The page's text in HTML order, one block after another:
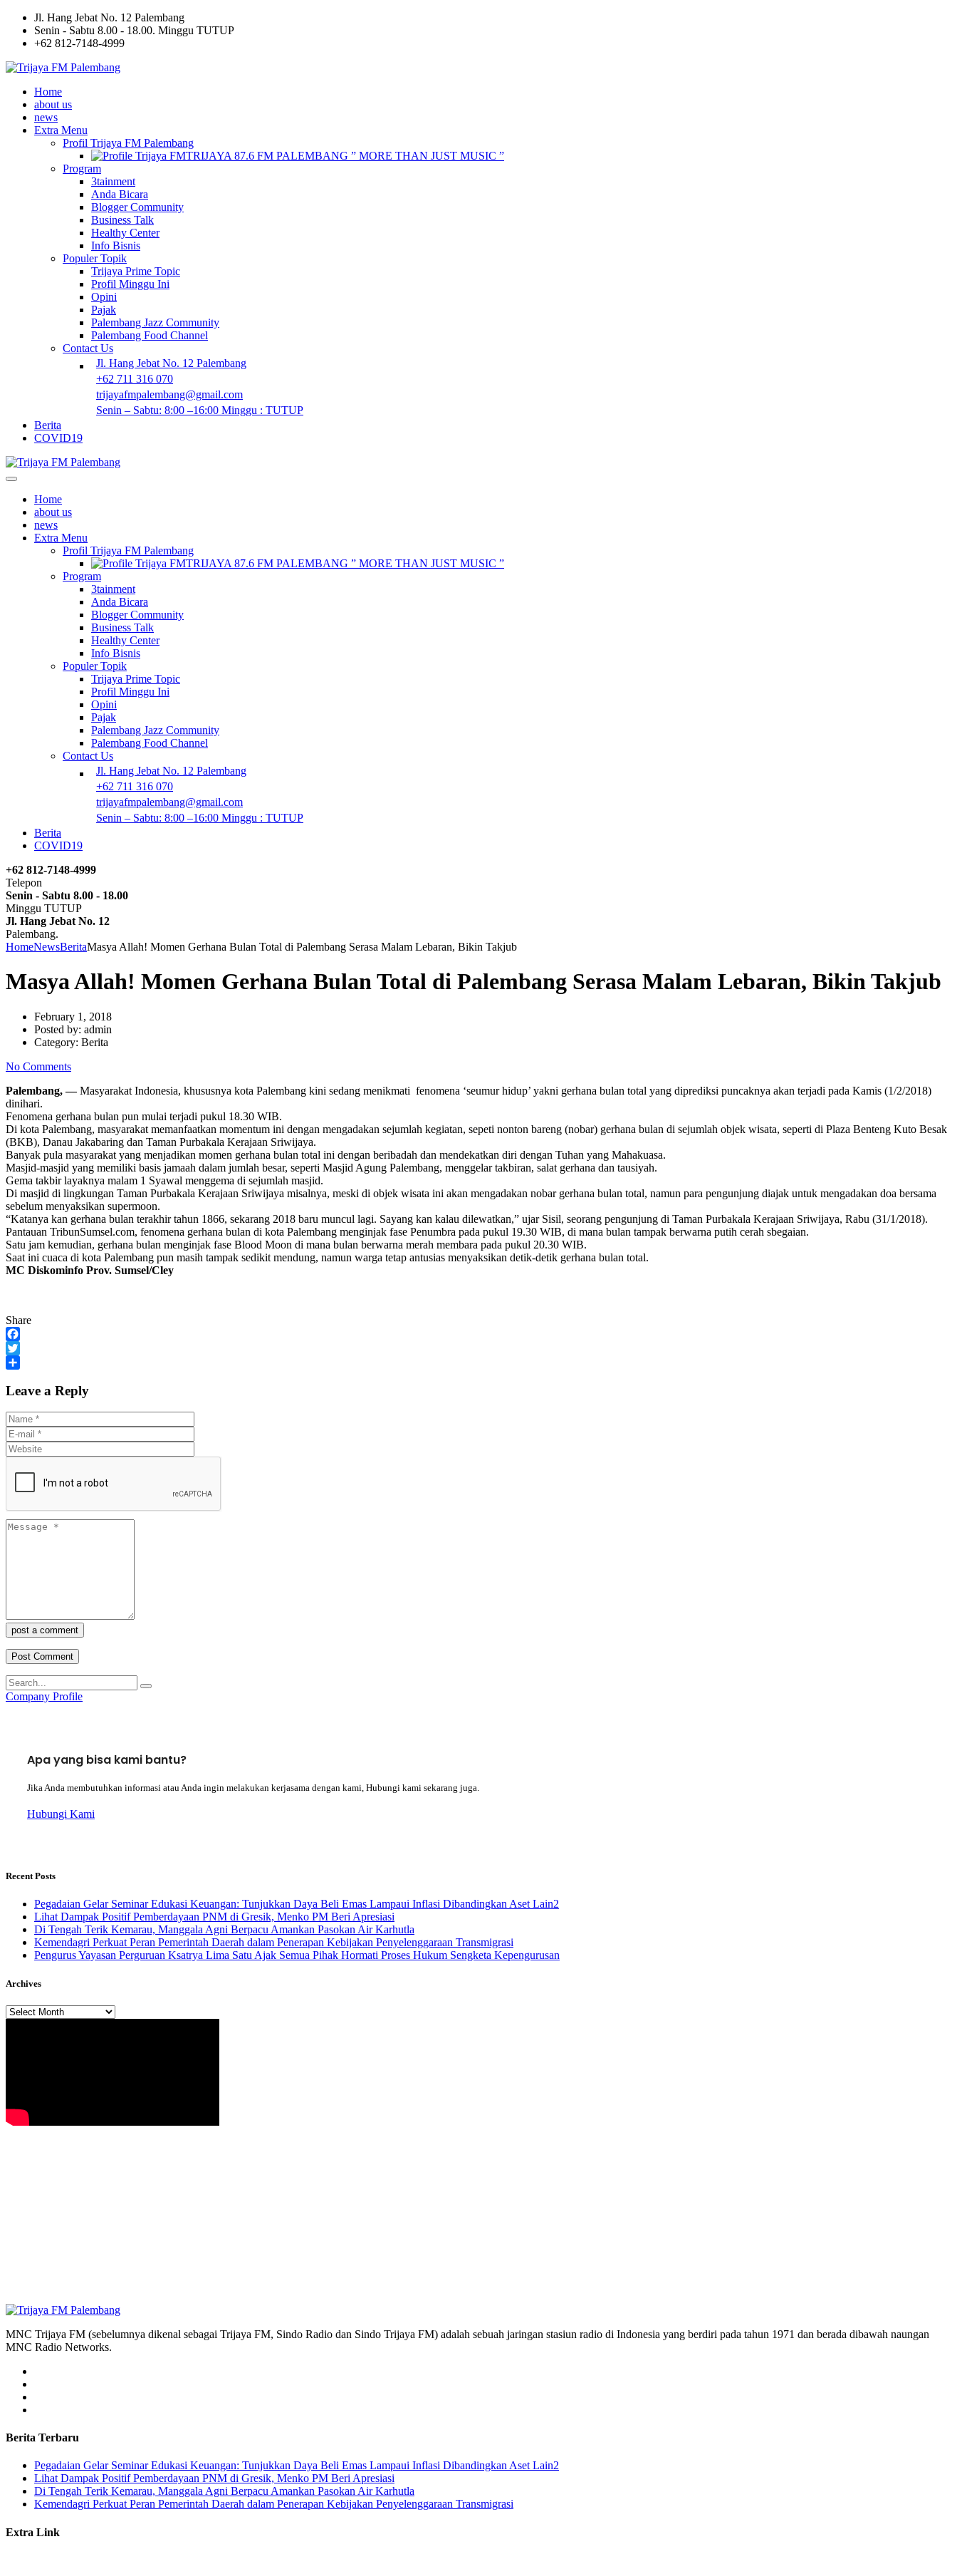
Jl. Hang Jebat No. 12 Palembang
Senin - Sabtu 8.00 - 18.00. Minggu TUTUP
+62 812-7148-4999
Home
about us
news
Extra Menu
Profil Trijaya FM Palembang
TRIJAYA 87.6 FM PALEMBANG ” MORE THAN JUST MUSIC ”
Program
3tainment
Anda Bicara
Blogger Community
Business Talk
Healthy Center
Info Bisnis
Populer Topik
Trijaya Prime Topic
Profil Minggu Ini
Opini
Pajak
Palembang Jazz Community
Palembang Food Channel
Contact Us
Jl. Hang Jebat No. 12 Palembang
+62 711 316 070
trijayafmpalembang@gmail.com
Senin – Sabtu: 8:00 –16:00 Minggu : TUTUP
Berita
COVID19
Home
about us
news
Extra Menu
Profil Trijaya FM Palembang
TRIJAYA 87.6 FM PALEMBANG ” MORE THAN JUST MUSIC ”
Program
3tainment
Anda Bicara
Blogger Community
Business Talk
Healthy Center
Info Bisnis
Populer Topik
Trijaya Prime Topic
Profil Minggu Ini
Opini
Pajak
Palembang Jazz Community
Palembang Food Channel
Contact Us
Jl. Hang Jebat No. 12 Palembang
+62 711 316 070
trijayafmpalembang@gmail.com
Senin – Sabtu: 8:00 –16:00 Minggu : TUTUP
Berita
COVID19
+62 812-7148-4999
Telepon
Senin - Sabtu 8.00 - 18.00
Minggu TUTUP
Jl. Hang Jebat No. 12
Palembang.
HomeNewsBeritaMasya Allah! Momen Gerhana Bulan Total di Palembang Serasa Malam Lebaran, Bikin Takjub
Masya Allah! Momen Gerhana Bulan Total di Palembang Serasa Malam Lebaran, Bikin Takjub
February 1, 2018
Posted by: admin
Category: Berita
No Comments
Palembang, —Masyarakat Indonesia, khususnya kota Palembang kini sedang menikmati fenomena ‘seumur hidup’ yakni gerhana bulan total yang diprediksi puncaknya akan terjadi pada Kamis (1/2/2018)
dinihari.
Fenomena gerhana bulan pun mulai terjadi pukul 18.30 WIB.
Di kota Palembang, masyarakat memanfaatkan momentum ini dengan mengadakan sejumlah kegiatan, sepeti nonton bareng (nobar) gerhana bulan di sejumlah objek wisata, seperti di Plaza Benteng Kuto Besak
(BKB), Danau Jakabaring dan Taman Purbakala Kerajaan Sriwijaya.
Banyak pula masyarakat yang menjadikan momen gerhana bulan total ini dengan beribadah dan mendekatkan diri dengan Tuhan yang Mahakuasa.
Masjid-masjid yang memiliki basis jamaah dalam jumlah besar, seperti Masjid Agung Palembang, menggelar takbiran, salat gerhana dan tausiyah.
Gema takbir layaknya malam 1 Syawal menggema di sejumlah masjid.
Di masjid di lingkungan Taman Purbakala Kerajaan Sriwijaya misalnya, meski di objek wisata ini akan mengadakan nobar gerhana bulan total, namun para pengunjung diajak untuk mengadakan doa bersama
sebelum menyaksikan supermoon.
“Katanya kan gerhana bulan terakhir tahun 1866, sekarang 2018 baru muncul lagi. Sayang kan kalau dilewatkan,” ujar Sisil, seorang pengunjung di Taman Purbakala Kerajaan Sriwijaya, Rabu (31/1/2018).
Pantauan TribunSumsel.com, fenomena gerhana bulan di kota Palembang menginjak fase Penumbra pada pukul 19.30 WIB, di mana bulan tampak berwarna putih cerah sbegaian.
Satu jam kemudian, gerhana bulan menginjak fase Blood Moon di mana bulan berwarna merah membara pada pukul 20.30 WIB.
Saat ini cuaca di kota Palembang pun masih tampak sedikit mendung, namun warga tetap antusias menyaksikan detik-detik gerhana bulan total.
MC Diskominfo Prov. Sumsel/Cley
Share
Facebook
Twitter
Leave a Reply
post a comment
Company Profile
Apa yang bisa kami bantu?
Jika Anda membutuhkan informasi atau Anda ingin melakukan kerjasama dengan kami, Hubungi kami sekarang juga.
Hubungi Kami
Recent Posts
Pegadaian Gelar Seminar Edukasi Keuangan: Tunjukkan Daya Beli Emas Lampaui Inflasi Dibandingkan Aset Lain2
Lihat Dampak Positif Pemberdayaan PNM di Gresik, Menko PM Beri Apresiasi
​Di Tengah Terik Kemarau, Manggala Agni Berpacu Amankan Pasokan Air Karhutla
Kemendagri Perkuat Peran Pemerintah Daerah dalam Penerapan Kebijakan Penyelenggaraan Transmigrasi
Pengurus Yayasan Perguruan Ksatrya Lima Satu Ajak Semua Pihak Hormati Proses Hukum Sengketa Kepengurusan
Archives
Archives
MNC Trijaya FM (sebelumnya dikenal sebagai Trijaya FM, Sindo Radio dan Sindo Trijaya FM) adalah sebuah jaringan stasiun radio di Indonesia yang berdiri pada tahun 1971 dan berada dibawah naungan
MNC Radio Networks.
Berita Terbaru
Pegadaian Gelar Seminar Edukasi Keuangan: Tunjukkan Daya Beli Emas Lampaui Inflasi Dibandingkan Aset Lain2
Lihat Dampak Positif Pemberdayaan PNM di Gresik, Menko PM Beri Apresiasi
​Di Tengah Terik Kemarau, Manggala Agni Berpacu Amankan Pasokan Air Karhutla
Kemendagri Perkuat Peran Pemerintah Daerah dalam Penerapan Kebijakan Penyelenggaraan Transmigrasi
Extra Link